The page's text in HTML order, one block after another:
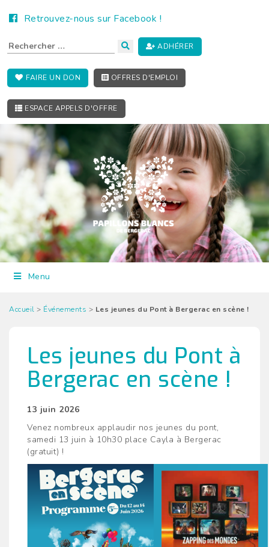
Retrouvez-nous sur Facebook !
ADHÉRER
FAIRE UN DON OFFRES D'EMPLOI
ESPACE APPELS D'OFFRE
Menu
Accueil > Événements > Les jeunes du Pont à Bergerac en scène !
Les jeunes du Pont à
Bergerac en scène !
13 juin 2026
Venez nombreux applaudir nos jeunes du pont,
samedi 13 juin à 10h30 place Cayla à Bergerac
(gratuit) !